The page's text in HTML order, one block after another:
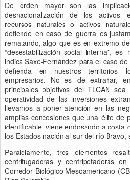
De orden mayor son las
desnacionalización de los activos
recursos naturales o activos
defiende en caso de guerra es
rematando, algo que es en extremo
“desestabilización social interna”,
indica Saxe-Fernández para el caso
defienda en nuestros territorios
empresarios. No es de extrañar,
principales objetivos del TLCAN
operatividad de las inversiones
llevarnos a poner atención en las
amplias concesiones que una élite de
identificable, viene endosando a costa
los Estados-nación al sur del río Bravo,
Paralelamente, tres elementos
centrifugadoras y centripetadoras
Corredor Biológico Mesoamericano